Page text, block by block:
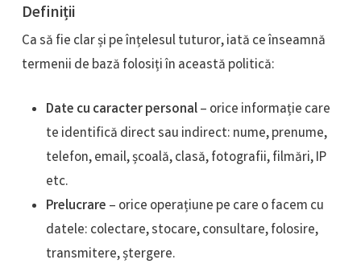
Definiții
Ca să fie clar și pe înțelesul tuturor, iată ce înseamnă
termenii de bază folosiți în această politică:
Date cu caracter personal– orice informație care
te identifică direct sau indirect: nume, prenume,
telefon, email, școală, clasă, fotografii, filmări, IP
etc.
Prelucrare – orice operațiune pe care o facem cu
datele: colectare, stocare, consultare, folosire,
transmitere, ștergere.